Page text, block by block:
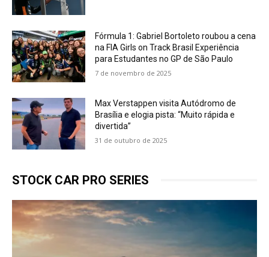
Fórmula 1: Gabriel Bortoleto roubou a cena
na FIA Girls on Track Brasil Experiência
para Estudantes no GP de São Paulo
7 de novembro de 2025
Max Verstappen visita Autódromo de
Brasília e elogia pista: “Muito rápida e
divertida”
31 de outubro de 2025
STOCK CAR PRO SERIES